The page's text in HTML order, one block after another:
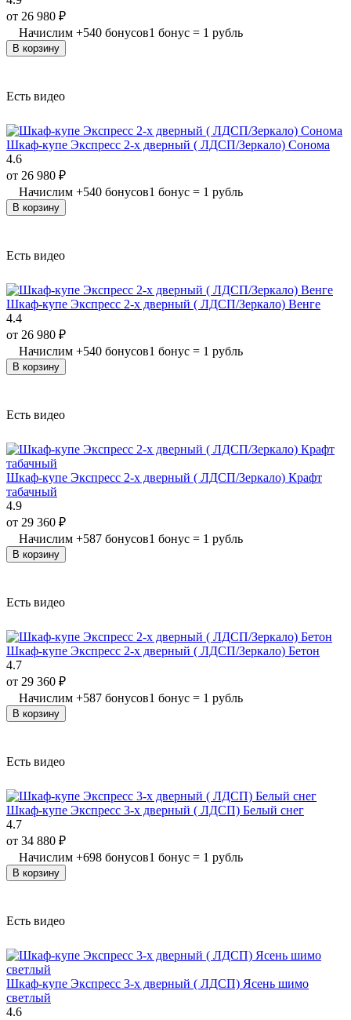
от 26 980 ₽
Начислим +540 бонусов1 бонус = 1 рубль
В корзину
Есть видео
Шкаф-купе Экспресс 2-х дверный ( ЛДСП/Зеркало) Сонома
4.6
от 26 980 ₽
Начислим +540 бонусов1 бонус = 1 рубль
В корзину
Есть видео
Шкаф-купе Экспресс 2-х дверный ( ЛДСП/Зеркало) Венге
4.4
от 26 980 ₽
Начислим +540 бонусов1 бонус = 1 рубль
В корзину
Есть видео
Шкаф-купе Экспресс 2-х дверный ( ЛДСП/Зеркало) Крафт
табачный
4.9
от 29 360 ₽
Начислим +587 бонусов1 бонус = 1 рубль
В корзину
Есть видео
Шкаф-купе Экспресс 2-х дверный ( ЛДСП/Зеркало) Бетон
4.7
от 29 360 ₽
Начислим +587 бонусов1 бонус = 1 рубль
В корзину
Есть видео
Шкаф-купе Экспресс 3-х дверный ( ЛДСП) Белый снег
4.7
от 34 880 ₽
Начислим +698 бонусов1 бонус = 1 рубль
В корзину
Есть видео
Шкаф-купе Экспресс 3-х дверный ( ЛДСП) Ясень шимо
светлый
4.6